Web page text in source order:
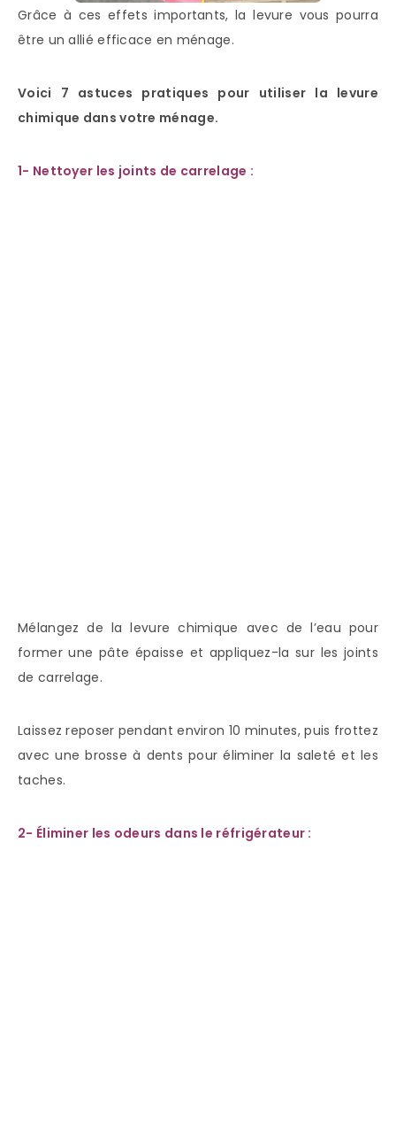
Grâce à ces effets importants, la levure vous pourra
être un allié efficace en ménage.
Voici 7 astuces pratiques pour utiliser la levure
chimique dans votre ménage.
1- Nettoyer les joints de carrelage :
Mélangez de la levure chimique avec de l’eau pour
former une pâte épaisse et appliquez-la sur les joints
de carrelage.
Laissez reposer pendant environ 10 minutes, puis frottez
avec une brosse à dents pour éliminer la saleté et les
taches.
2- Éliminer les odeurs dans le réfrigérateur :